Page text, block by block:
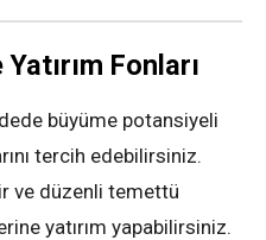
Fonları
büyüme potansiyeli
tercih edebilirsiniz.
ve düzenli temettü
yatırım yapabilirsiniz.